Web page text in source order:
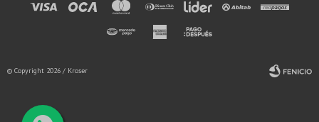
© Copyright 2026 / Kroser